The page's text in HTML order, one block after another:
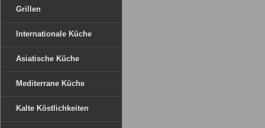
Grillen
Internationale Küche
Asiatische Küche
Mediterrane Küche
Kalte Köstlichkeiten